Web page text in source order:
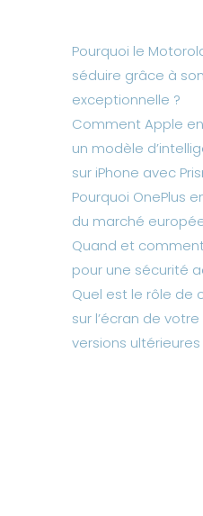
Pourquoi le
séduire grâce à
exceptionnelle ?
Comment Apple
un modèle
sur iPhone avec
Pourquoi OnePlus
du marché
Quand et
pour une sécurité
Quel est le rôle de
sur l’écran de votre
versions ultérieures